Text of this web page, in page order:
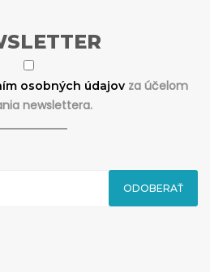
osobných údajov za účelom
newslettera.
ODOBERAŤ